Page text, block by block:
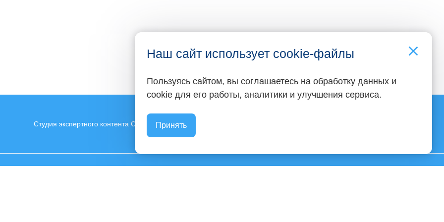
Студия экспертного контента Светланы Ковалевой
Наш сайт использует cookie-файлы
Пользуясь сайтом, вы соглашаетесь на обработку данных и
cookie для его работы, аналитики и улучшения сервиса.
Принять